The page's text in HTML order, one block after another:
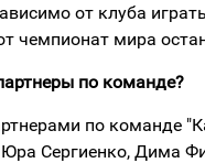
от клуба
чемпионат мира
по команде?
по команде
Юра Сергиенко, Дима